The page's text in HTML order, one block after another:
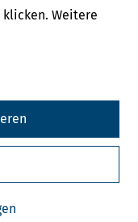
Weitere